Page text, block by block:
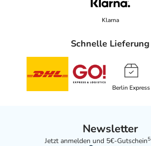
Klarna
Schnelle Lieferung
Berlin Express
Newsletter
Jetzt anmelden und 5€-Gutschein5